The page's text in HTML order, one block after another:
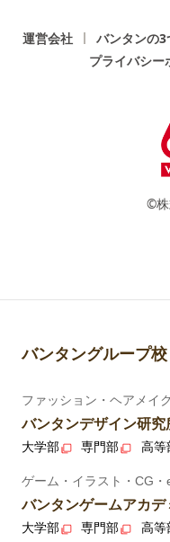
運営会社 バンタンの
プライバシー
©株
バンタングループ校
ファッション・ヘアメイ
バンタンデザイン研究
大学部 専門部 高等
ゲーム・イラスト・CG・
バンタンゲームアカデ
大学部 専門部 高等